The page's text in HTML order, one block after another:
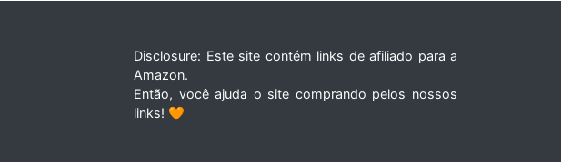
Disclosure: Este site contém links de afiliado para a
Amazon.
Então, você ajuda o site comprando pelos nossos
links! 🧡